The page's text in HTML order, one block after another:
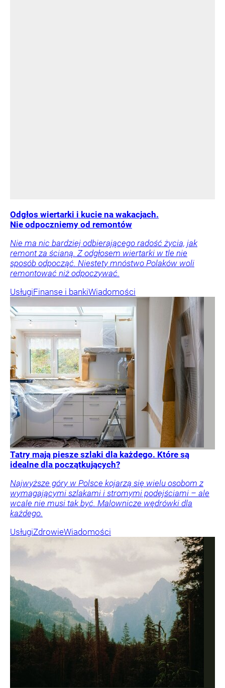
Odgłos wiertarki i kucie na wakacjach.
Nie odpoczniemy od remontów
Nie ma nic bardziej odbierającego radość życia, jak
remont za ścianą. Z odgłosem wiertarki w tle nie
sposób odpocząć. Niestety mnóstwo Polaków woli
remontować niż odpoczywać.
UsługiFinanse i bankiWiadomości
Tatry mają piesze szlaki dla każdego. Które są
idealne dla początkujących?
Najwyższe góry w Polsce kojarzą się wielu osobom z
wymagającymi szlakami i stromymi podejściami – ale
wcale nie musi tak być. Malownicze wędrówki dla
każdego.
UsługiZdrowieWiadomości